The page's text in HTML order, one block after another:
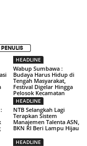
PENULIS
HEADLINE
Wabup Sumbawa :
Budaya Harus Hidup di
Tengah Masyarakat,
Festival Digelar Hingga
Pelosok Kecamatan
HEADLINE
NTB Selangkah Lagi
Terapkan Sistem
Manajemen Talenta ASN,
BKN RI Beri Lampu Hijau
HEADLINE